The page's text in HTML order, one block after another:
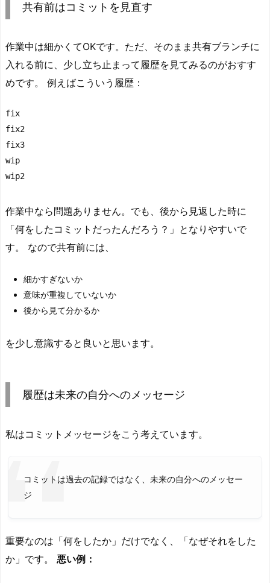
ラ
チ
綺
麗
保
つ
代
で
も、
や
A
代
ら
こ
9.
め
共有前はコミットを見直す
作業中は細かくてOKです。ただ、そのまま共有ブランチに
入れる前に、少し立ち止まって履歴を見てみるのがおすす
めです。 例えばこういう履歴：
fix
fix2
fix3
wip
wip2
作業中なら問題ありません。でも、後から見返した時に
「何をしたコミットだったんだろう？」となりやすいで
す。 なので共有前には、
細かすぎないか
意味が重複していないか
後から見て分かるか
を少し意識すると良いと思います。
履歴は未来の自分へのメッセージ
私はコミットメッセージをこう考えています。
コミットは過去の記録ではなく、未来の自分へのメッセー
ジ
重要なのは「何をしたか」だけでなく、「なぜそれをした
か」です。 悪い例：